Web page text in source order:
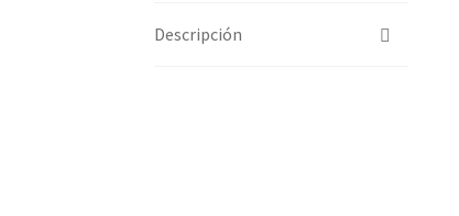
Descripción